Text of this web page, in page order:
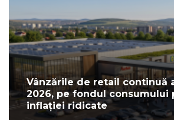
Vânzările de retail continuă
2026, pe fondul consumului
inflației ridicate